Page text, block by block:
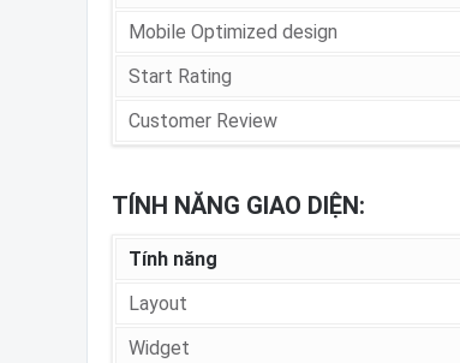
Mobile Optimized design
Start Rating
Customer Review
TÍNH NĂNG GIAO DIỆN:
Tính năng
Layout
Widget